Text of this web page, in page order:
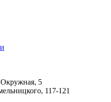
Окружная, 5
117-121